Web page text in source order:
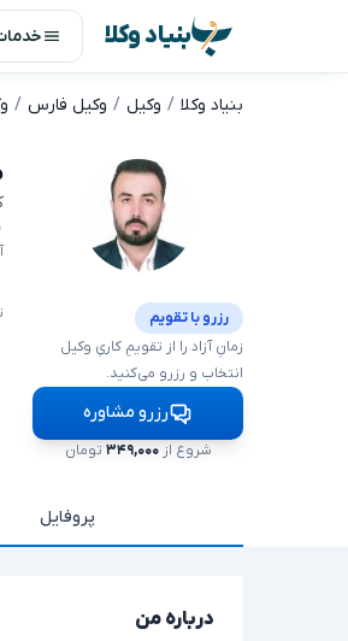
بنیاد وکلا
بنیاد وکلا وکیل وکیل فارس
رزرو با تقویم
زمانِ آزاد را از تقویمِ کاریِ وکیل
انتخاب و رزرو می‌کنید.
رزرو مشاوره
شروع از۳۴۹,۰۰۰ تومان
پروفایل
درباره من